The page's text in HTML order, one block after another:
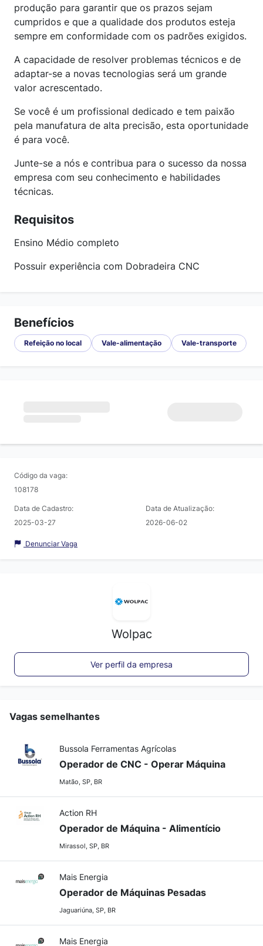
produção para garantir que os prazos sejam
cumpridos e que a qualidade dos produtos esteja
sempre em conformidade com os padrões exigidos.
A capacidade de resolver problemas técnicos e de
adaptar-se a novas tecnologias será um grande
valor acrescentado.
Se você é um profissional dedicado e tem paixão
pela manufatura de alta precisão, esta oportunidade
é para você.
Junte-se a nós e contribua para o sucesso da nossa
empresa com seu conhecimento e habilidades
técnicas.
Requisitos
Ensino Médio completo
Possuir experiência com Dobradeira CNC
Benefícios
Refeição no local Vale-alimentação Vale-transporte
Código da vaga:
108178
Data de Cadastro:
2025-03-27
Data de Atualização:
2026-06-02
Denunciar Vaga
Wolpac
Ver perfil da empresa
Vagas semelhantes
Bussola Ferramentas Agrícolas
Operador de CNC - Operar Máquina
Matão, SP, BR
Action RH
Operador de Máquina - Alimentício
Mirassol, SP, BR
Mais Energia
Operador de Máquinas Pesadas
Jaguariúna, SP, BR
Mais Energia